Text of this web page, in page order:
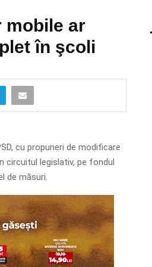
mobile ar
în şcoli
cu propuneri de modificare
circuitul legislativ, pe fondul
de măsuri.